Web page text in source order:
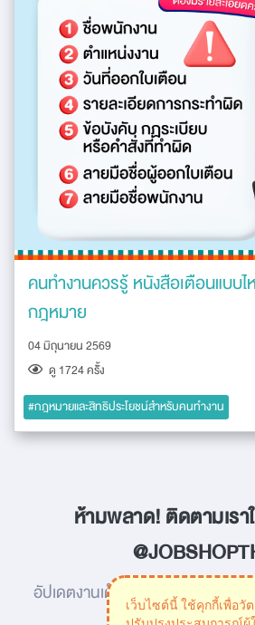
เว็บไซต์นี้ ใช้คุกกี้เพื่อวั
คนทำงานควรรู้ หนังสือเตือนแบบ
กฎหมาย
04 มิถุนายน 2569
ดู 1724 ครัั้ง
#กฎหมายและสิทธิประโยชน์สำหรับคนทำงาน
ห้ามพลาด! ติดตามเรา
อัปเดตงานเด็ด พร้อมทริคการทำงา